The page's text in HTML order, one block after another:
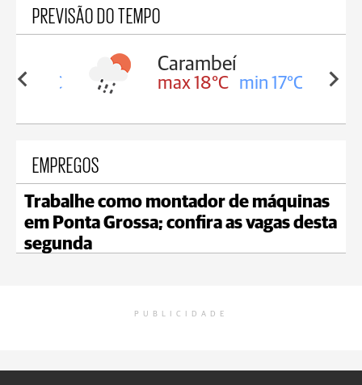
PREVISÃO DO TEMPO
18°C
Carambeí
max 18°C min 17°C
EMPREGOS
Trabalhe como montador de máquinas
em Ponta Grossa; confira as vagas desta
segunda
PUBLICIDADE